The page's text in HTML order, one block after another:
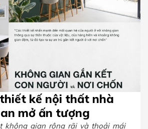
kế nội thất nhà
mở ấn tượng
không gian rộng rãi và thoải mái